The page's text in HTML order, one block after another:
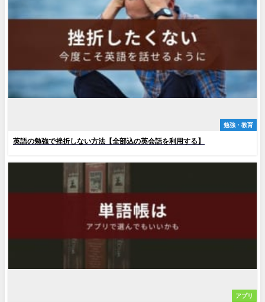
勉強・教育
英語の勉強で挫折しない方法【全部込の英会話を利用する】
アプリ